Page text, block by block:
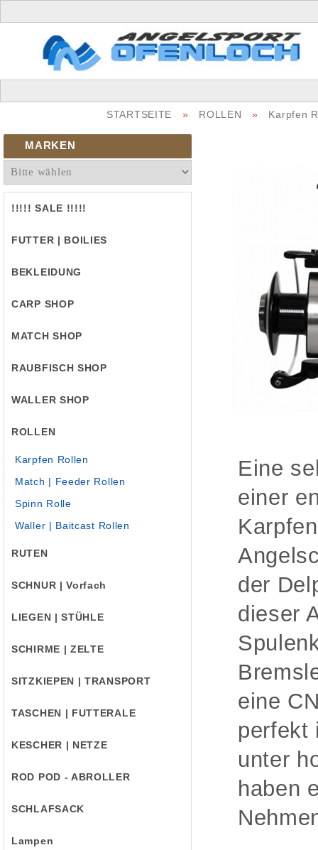
STARTSEITE » ROLLEN » Karpfen
MARKEN
!!!!! SALE !!!!!
FUTTER | BOILIES
BEKLEIDUNG
CARP SHOP
MATCH SHOP
RAUBFISCH SHOP
WALLER SHOP
ROLLEN
Karpfen Rollen
Match | Feeder Rollen
Spinn Rolle
Waller | Baitcast Rollen
RUTEN
SCHNUR | Vorfach
LIEGEN | STÜHLE
SCHIRME | ZELTE
SITZKIEPEN | TRANSPORT
TASCHEN | FUTTERALE
KESCHER | NETZE
ROD POD - ABROLLER
SCHLAFSACK
Lampen
Eine
einer
der
dieser
eine
perfekt
unter
haben